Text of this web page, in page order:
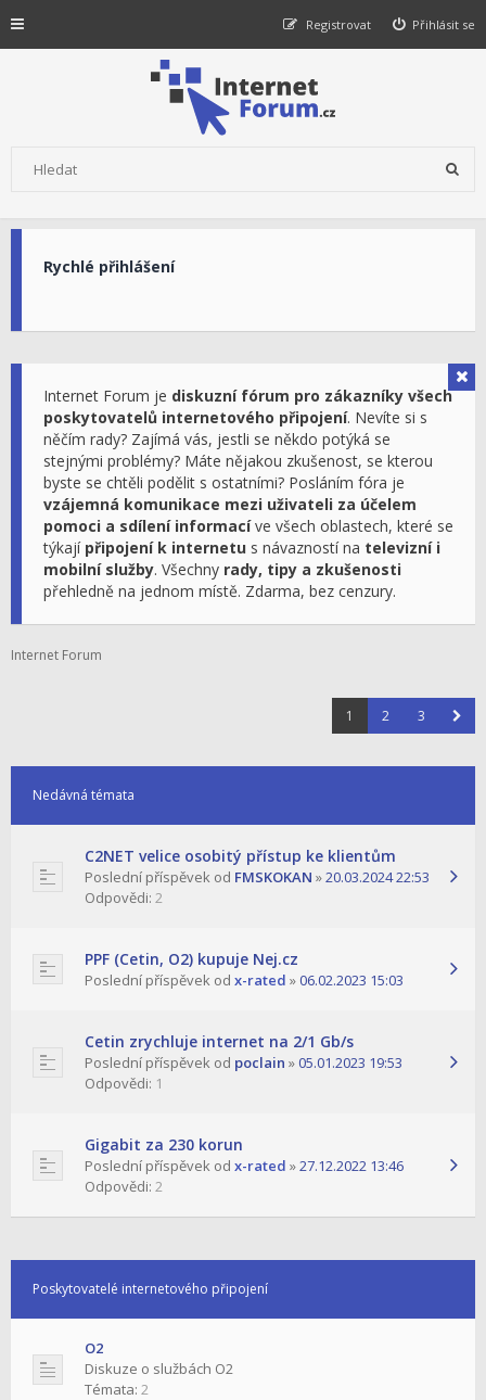
Přihlásit se
Registrovat
Rychlé přihlášení
Internet Forum je diskuzní fórum pro zákazníky všech
poskytovatelů internetového připojení. Nevíte si s
něčím rady? Zajímá vás, jestli se někdo potýká se
stejnými problémy? Máte nějakou zkušenost, se kterou
byste se chtěli podělit s ostatními? Posláním fóra je
vzájemná komunikace mezi uživateli za účelem
pomoci a sdílení informacíve všech oblastech, které se
týkají připojení k internetu s návazností na televizní i
mobilní služby. Všechny rady, tipy a zkušenosti
přehledně na jednom místě. Zdarma, bez cenzury.
Internet Forum
1 2 3
Nedávná témata
C2NET velice osobitý přístup ke klientům
Poslední příspěvek od FMSKOKAN »20.03.2024 22:53
Odpovědi: 2
PPF (Cetin, O2) kupuje Nej.cz
Poslední příspěvek od x-rated »06.02.2023 15:03
Cetin zrychluje internet na 2/1 Gb/s
Poslední příspěvek od poclain »05.01.2023 19:53
Odpovědi: 1
Gigabit za 230 korun
Poslední příspěvek od x-rated »27.12.2022 13:46
Odpovědi: 2
Poskytovatelé internetového připojení
O2
Diskuze o službách O2
Témata: 2